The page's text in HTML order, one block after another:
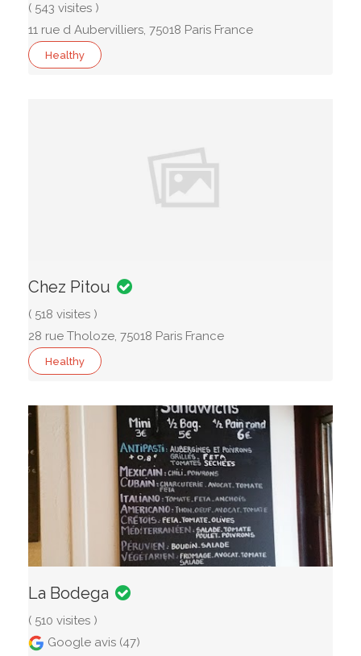
( 543 visites )
11 rue d Aubervilliers, 75018 Paris France
Healthy
Chez Pitou
( 518 visites )
28 rue Tholoze, 75018 Paris France
Healthy
La Bodega
( 510 visites )
Google avis (47)